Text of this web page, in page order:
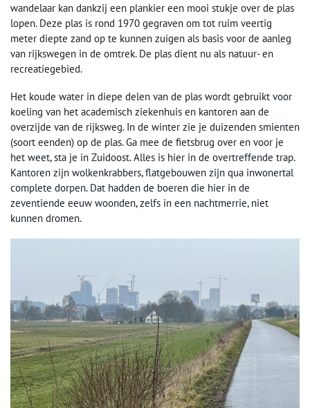
wandelaar kan dankzij een plankier een mooi stukje over de plas
lopen. Deze plas is rond 1970 gegraven om tot ruim veertig
meter diepte zand op te kunnen zuigen als basis voor de aanleg
van rijkswegen in de omtrek. De plas dient nu als natuur- en
recreatiegebied.
Het koude water in diepe delen van de plas wordt gebruikt voor
koeling van het academisch ziekenhuis en kantoren aan de
overzijde van de rijksweg. In de winter zie je duizenden smienten
(soort eenden) op de plas. Ga mee de fietsbrug over en voor je
het weet, sta je in Zuidoost. Alles is hier in de overtreffende trap.
Kantoren zijn wolkenkrabbers, flatgebouwen zijn qua inwonertal
complete dorpen. Dat hadden de boeren die hier in de
zeventiende eeuw woonden, zelfs in een nachtmerrie, niet
kunnen dromen.